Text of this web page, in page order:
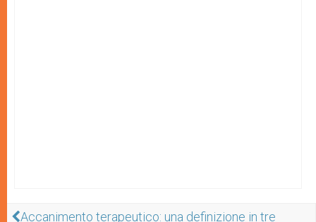
Accanimento terapeutico: una definizione in tre